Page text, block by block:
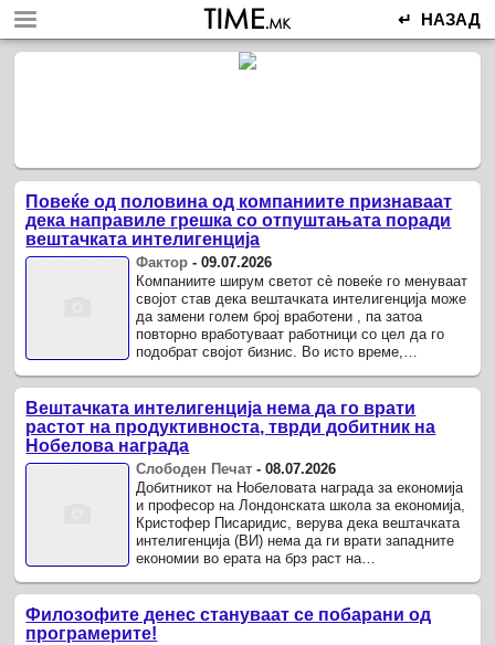
↵ НАЗАД
Повеќе од половина од компаниите признаваат
дека направиле грешка со отпуштањата поради
вештачката интелигенција
Фактор -09.07.2026
Компаниите ширум светот сè повеќе го менуваат
својот став дека вештачката интелигенција може
да замени голем број вработени , па затоа
повторно вработуваат работници со цел да го
подобрат својот бизнис. Во исто време,
одржлив ...
Вештачката интелигенција нема да го врати
растот на продуктивноста, тврди добитник на
Нобелова награда
Слободен Печат -08.07.2026
Добитникот на Нобеловата награда за економија
и професор на Лондонската школа за економија,
Кристофер Писаридис, верува дека вештачката
интелигенција (ВИ) нема да ги врати западните
економии во ерата на брз раст на
Филозофите денес стануваат се побарани од
програмерите!